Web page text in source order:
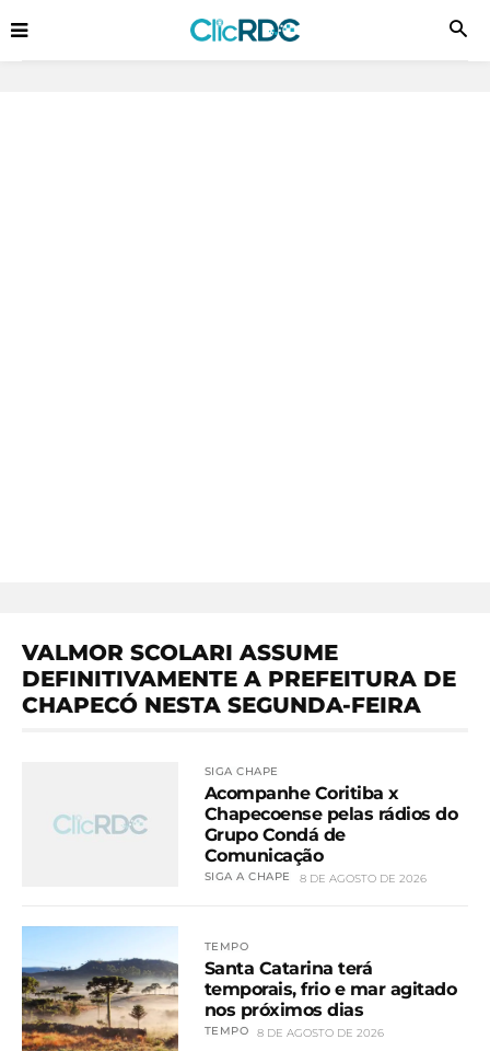
VALMOR SCOLARI ASSUME
DEFINITIVAMENTE A PREFEITURA DE
CHAPECÓ NESTA SEGUNDA-FEIRA
SIGA CHAPE
Acompanhe Coritiba x
Chapecoense pelas rádios do
Grupo Condá de
Comunicação
SIGA A CHAPE 8 DE AGOSTO DE 2026
TEMPO
Santa Catarina terá
temporais, frio e mar agitado
nos próximos dias
TEMPO 8 DE AGOSTO DE 2026